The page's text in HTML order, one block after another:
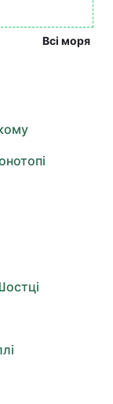
Всі моря